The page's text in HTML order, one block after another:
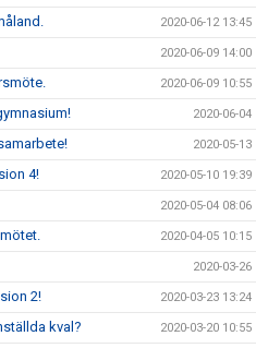
2020-06-12 13:45
2020-06-09 14:00
2020-06-09 10:55
2020-06-04
2020-05-13
4! 2020-05-10 19:39
2020-05-04 08:06
2020-04-05 10:15
2020-03-26
2! 2020-03-23 13:24
kval? 2020-03-20 10:55